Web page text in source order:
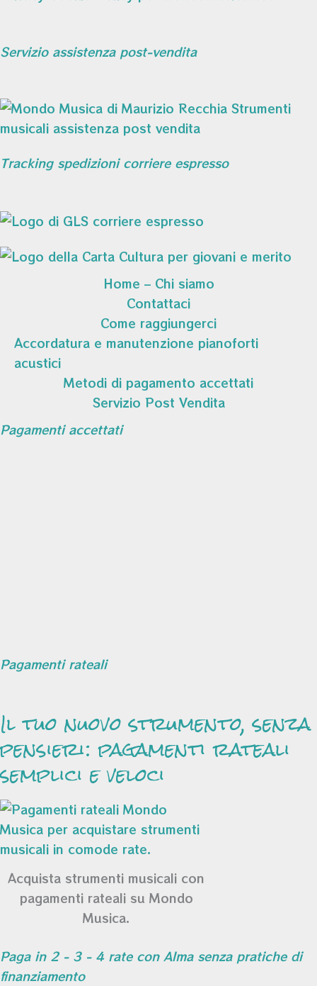
Servizio assistenza post-vendita
Tracking spedizioni corriere espresso
Home – Chi siamo
Contattaci
Come raggiungerci
Accordatura e manutenzione pianoforti
acustici
Metodi di pagamento accettati
Servizio Post Vendita
Pagamenti accettati
Pagamenti rateali
Il tuo nuovo strumento, senza
pensieri: pagamenti rateali
semplici e veloci
Acquista strumenti musicali con
pagamenti rateali su Mondo
Musica.
Paga in 2 - 3 - 4 rate con Alma senza pratiche di
finanziamento